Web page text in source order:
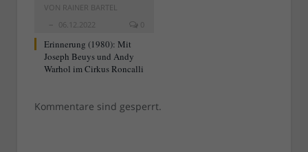
VON RAINER BARTEL
06.12.2022
0
Erinnerung (1980): Mit
Joseph Beuys und Andy
Warhol im Cirkus Roncalli
Kommentare sind gesperrt.